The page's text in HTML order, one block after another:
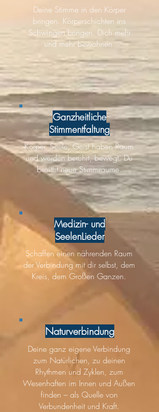
Deine Stimme in den Körper
bringen. Körperschichten ins
Schwingen bringen. Dich mehr
und mehr bewohnen.
Ganzheitliche
Stimmentfaltung
Körper, Seele, Geist haben Raum
und werden berührt, bewegt. Du
betrittst neue Stimmräume.
Medizin- und
SeelenLieder
Schaffen einen nährenden Raum
der Verbindung mit dir selbst, dem
Kreis, dem Großen Ganzen.
Naturverbindung
Deine ganz eigene Verbindung
zum Natürlichen, zu deinen
Rhythmen und Zyklen, zum
Wesenhaften im Innen und Außen
finden – als Quelle von
Verbundenheit und Kraft.